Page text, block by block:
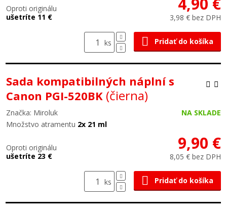
Oproti originálu
ušetríte 11 €
3,98 € bez DPH
ks Pridať do košíka
Sada kompatibilných náplní s
Canon PGI-520BK (čierna)
Značka: Miroluk
NA SKLADE
Množstvo atramentu 2x 21 ml
Oproti originálu
ušetríte 23 €
9,90 €
8,05 € bez DPH
ks Pridať do košíka